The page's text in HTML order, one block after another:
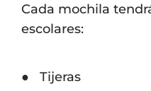
Cada mochila
escolares:
● Tijeras